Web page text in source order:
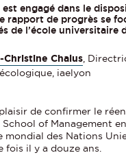
engagé dans le
rapport de progrès se
de l’école universitaire
Christine Chalus ,
iaelyon
plaisir de confirmer le
School of Management
mondial des Nations
fois il y a douze ans.